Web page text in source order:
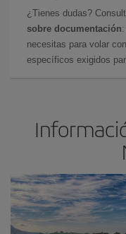
¿Tienes dudas?
sobre documentación
necesitas para volar
específicos exigidos